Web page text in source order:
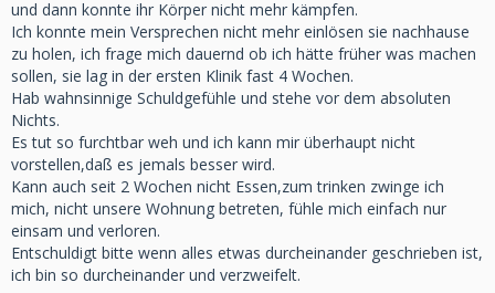
und dann konnte ihr Körper nicht mehr kämpfen.
Ich konnte mein Versprechen nicht mehr einlösen sie nachhause
zu holen, ich frage mich dauernd ob ich hätte früher was machen
sollen, sie lag in der ersten Klinik fast 4 Wochen.
Hab wahnsinnige Schuldgefühle und stehe vor dem absoluten
Nichts.
Es tut so furchtbar weh und ich kann mir überhaupt nicht
vorstellen,daß es jemals besser wird.
Kann auch seit 2 Wochen nicht Essen,zum trinken zwinge ich
mich, nicht unsere Wohnung betreten, fühle mich einfach nur
einsam und verloren.
Entschuldigt bitte wenn alles etwas durcheinander geschrieben ist,
ich bin so durcheinander und verzweifelt.